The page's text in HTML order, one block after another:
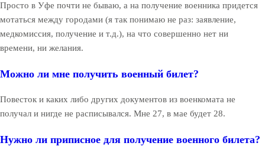
Просто в Уфе почти не бываю, а на получение военника придется
мотаться между городами (я так понимаю не раз: заявление,
медкомиссия, получение и т.д.), на что совершенно нет ни
времени, ни желания.
Можно ли мне получить военный билет?
Повесток и каких либо других документов из военкомата не
получал и нигде не расписывался. Мне 27, в мае будет 28.
Нужно ли приписное для получение военного билета?